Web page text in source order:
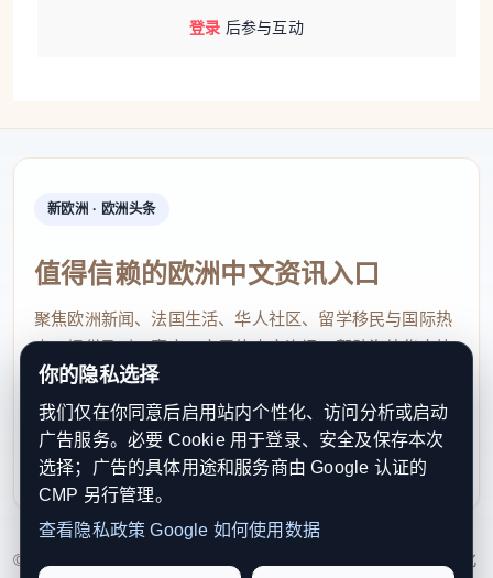
10%的进口关税。这导致美印今年2月达成的协议框架
场的成果，而印度则不愿损害本国企业以及农民的利
益。同时，印度希望不断提升本国的经济地位。对新
德里来说，确保贸易优势至关重要。印方认为，美国
应该给予印度商品更多优惠，使其能在美国市场打败
竞争对手。
美印在贸易协定和关税问题上的僵局，折射出两国更
深层的结构性分歧。美国长期将印度视为关税高企、
营商环境不佳的市场。美国贸易代表办公室发布的
《2025年国家贸易评估报告》称，印度存在多项关税
登录 后参与互动
新欧洲 · 欧洲头条
值得信赖的欧洲中文资讯入口
聚焦欧洲新闻、法国生活、华人社区、留学移民与国际热
点，提供及时、真实、实用的中文资讯，帮助海外华人快
速了解欧洲动态。
contact@xinouzhou.com
服务支持、版权与合作：工作日优先处理站务、投稿与权
利通知
© 2026 新欧洲·欧洲头条. All Rights Reserved. 本网站持续优化
你的隐私选择
我们仅在你同意后启用站内个性化、访问分析或启动
广告服务。必要 Cookie 用于登录、安全及保存本次
选择；广告的具体用途和服务商由 Google 认证的
CMP 另行管理。
查看隐私政策 Google 如何使用数据